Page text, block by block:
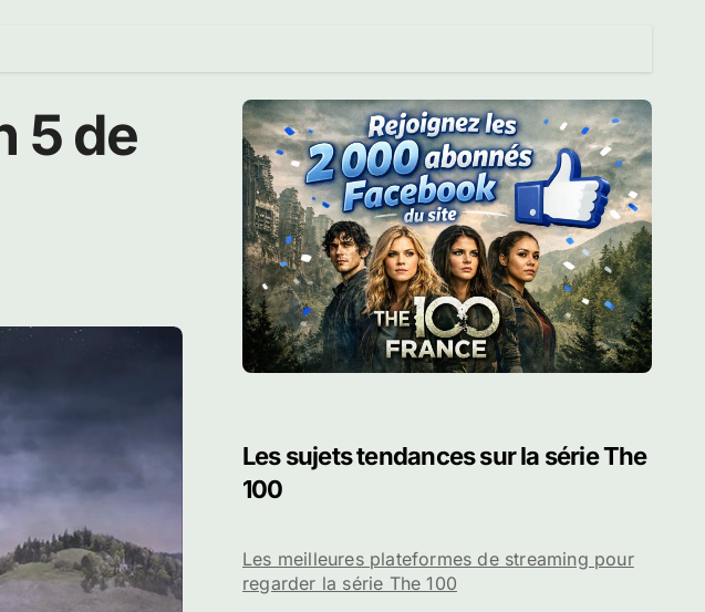
5 de
Les sujets tendances sur la série The
100
Les meilleures plateformes de streaming pour
regarder la série The 100